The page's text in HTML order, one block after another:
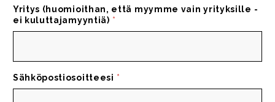
Yritys (huomioithan, että myymme vain yrityksille -
ei kuluttajamyyntiä) *
Sähköpostiosoitteesi *